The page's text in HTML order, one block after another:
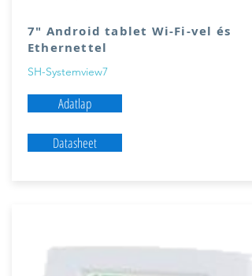
7″ Android tablet Wi-Fi-vel és
Ethernettel
SH-Systemview7
Adatlap
Datasheet